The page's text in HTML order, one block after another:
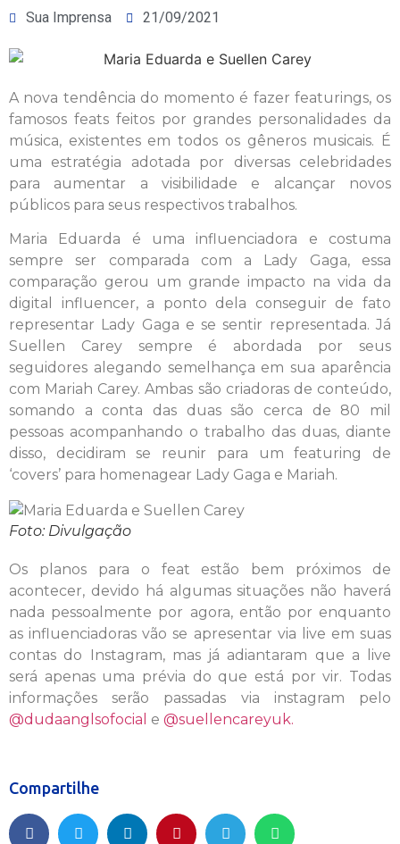
Sua Imprensa 21/09/2021
A nova tendência do momento é fazer featurings, os
famosos feats feitos por grandes personalidades da
música, existentes em todos os gêneros musicais. É
uma estratégia adotada por diversas celebridades
para aumentar a visibilidade e alcançar novos
públicos para seus respectivos trabalhos.
Maria Eduarda é uma influenciadora e costuma
sempre ser comparada com a Lady Gaga, essa
comparação gerou um grande impacto na vida da
digital influencer, a ponto dela conseguir de fato
representar Lady Gaga e se sentir representada. Já
Suellen Carey sempre é abordada por seus
seguidores alegando semelhança em sua aparência
com Mariah Carey. Ambas são criadoras de conteúdo,
somando a conta das duas são cerca de 80 mil
pessoas acompanhando o trabalho das duas, diante
disso, decidiram se reunir para um featuring de
‘covers’ para homenagear Lady Gaga e Mariah.
Foto: Divulgação
Os planos para o feat estão bem próximos de
acontecer, devido há algumas situações não haverá
nada pessoalmente por agora, então por enquanto
as influenciadoras vão se apresentar via live em suas
contas do Instagram, mas já adiantaram que a live
será apenas uma prévia do que está por vir. Todas
informações serão passadas via instagram pelo
@dudaanglsofocial e @suellencareyuk.
Compartilhe